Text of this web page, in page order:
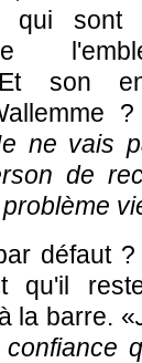
qui sont
son
ne vais
de
défaut
qu'il
la barre. «